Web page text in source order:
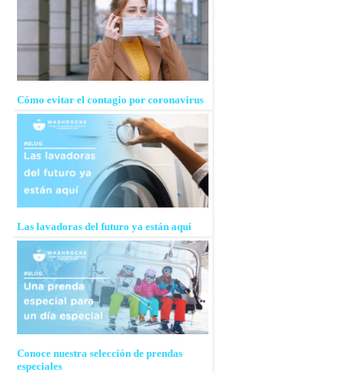
Cómo evitar el contagio por coronavirus
Las lavadoras del futuro ya están aquí
Conoce nuestra selección de prendas
especiales